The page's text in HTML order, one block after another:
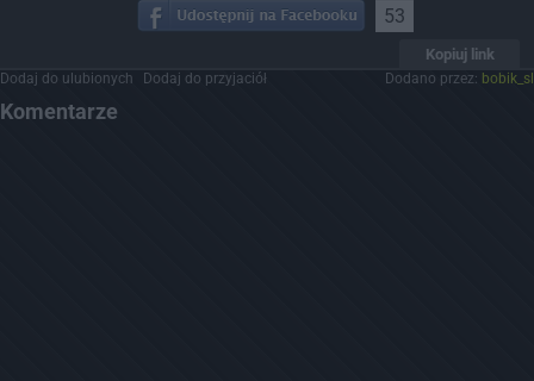
53
Kopiuj link
Dodaj do ulubionych Dodaj do przyjaciół Dodano przez: bobik_sl
Komentarze